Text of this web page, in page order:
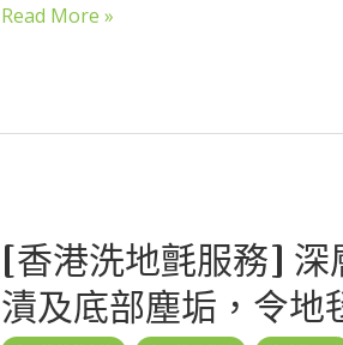
Read More »
[香港洗地氈服務] 深
漬及底部塵垢，令地